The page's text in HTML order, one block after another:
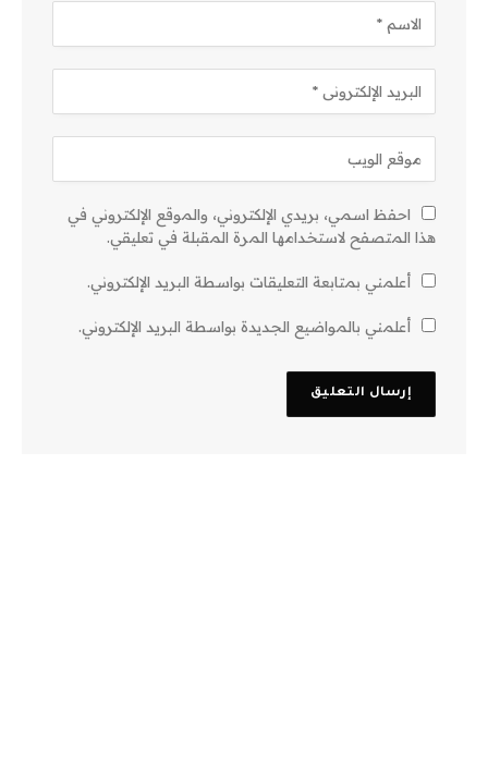
احفظ اسمي، بريدي الإلكتروني، والموقع الإلكتروني في
هذا المتصفح لاستخدامها المرة المقبلة في تعليقي.
أعلمني بمتابعة التعليقات بواسطة البريد الإلكتروني.
أعلمني بالمواضيع الجديدة بواسطة البريد الإلكتروني.